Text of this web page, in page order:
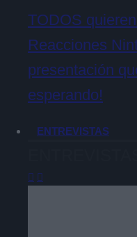
TODOS
Reacciones
presentación
esperando!
ENTREVISTAS